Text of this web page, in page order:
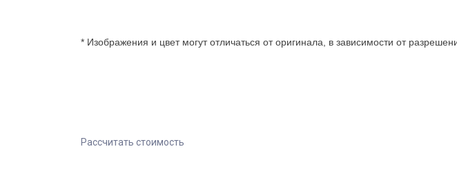
* Изображения и цвет могут отличаться от оригинала, в зависимости от
Рассчитать стоимость